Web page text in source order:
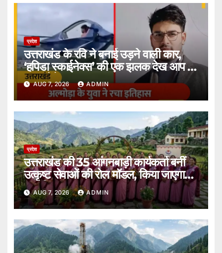
प्रदेश
उत्तराखंड के रवि ने बनाई उड़ने वाली कार,
‘हपिडा स्काईनेक्स’ की एक झलक देख आप भी
कह उठेंगे शानदार।
AUG 7, 2026 ADMIN
प्रदेश
उत्तराखंड की 35 आंगनबाड़ी कार्यकर्ता बनीं
उत्कृष्ट सेवाओं की रोल मॉडल, किया जाएगा
सम्मानित।
AUG 7, 2026 ADMIN